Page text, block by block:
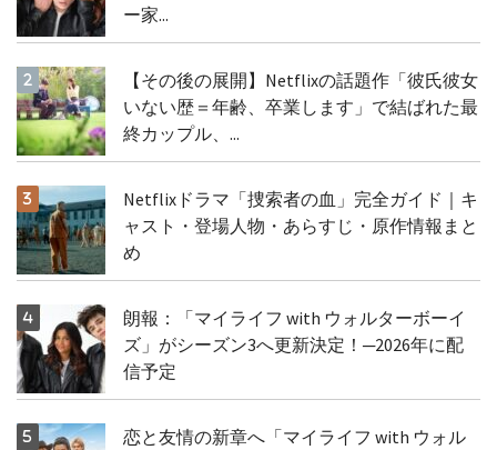
ー家...
【その後の展開】Netflixの話題作「彼氏彼女
いない歴＝年齢、卒業します」で結ばれた最
終カップル、...
Netflixドラマ「捜索者の血」完全ガイド｜キ
ャスト・登場人物・あらすじ・原作情報まと
め
朗報：「マイライフ with ウォルターボーイ
ズ」がシーズン3へ更新決定！─2026年に配
信予定
恋と友情の新章へ「マイライフ with ウォル